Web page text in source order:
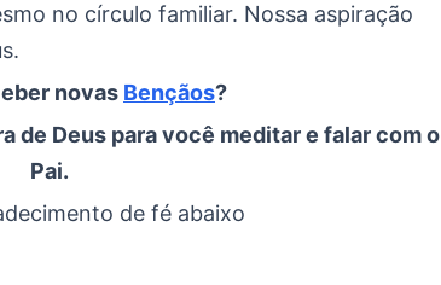
no círculo familiar. Nossa aspiração
novas Bençãos?
de Deus para você meditar e falar com o
Pai.
de fé abaixo